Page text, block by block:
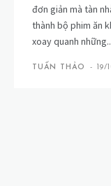
đơn giản mà tàn
thành bộ phim ăn
xoay quanh
TUẤN THẢO - 19/